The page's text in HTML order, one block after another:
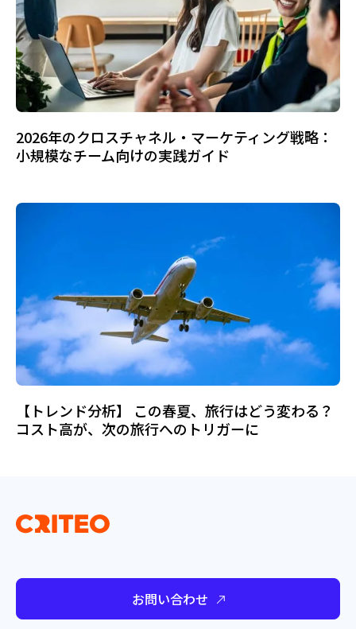
2026年のクロスチャネル・マーケティング戦略：
小規模なチーム向けの実践ガイド
【トレンド分析】 この春夏、旅行はどう変わる？
コスト高が、次の旅行へのトリガーに
お問い合わせ